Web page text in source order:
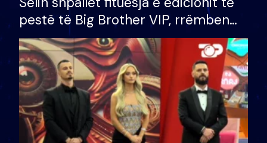
pestë të Big Brother VIP, rrëmben
çmimin e madh prej 100 mijë eurosh